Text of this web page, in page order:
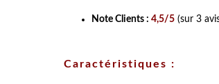
Note Clients : 4,5/5 (sur 3
Caractéristiques :